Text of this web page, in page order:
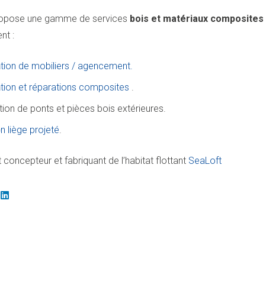
une gamme de services bois et matériaux composites
:
de mobiliers / agencement.
et réparations composites .
de ponts et pièces bois extérieures.
liège projeté.
concepteur et fabriquant de l’habitat flottant SeaLoft